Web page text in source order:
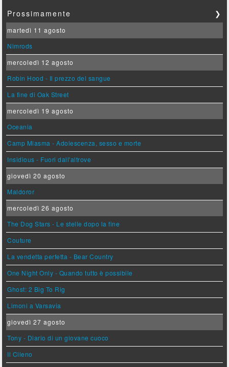
Prossimamente ❯
martedì 11 agosto
Nimrods
mercoledì 12 agosto
Robin Hood - Il prezzo del sangue
La fine di Oak Street
mercoledì 19 agosto
Oceania
Camp Miasma - Adolescenza, sesso e morte
Insidious - Fuori dall'altrove
giovedì 20 agosto
Maldoror
mercoledì 26 agosto
The Dog Stars - Le stelle dopo la fine
Couture
La vendetta perfetta - Bear Country
One Night Only - Quando tutto è possibile
Ghost: 2 Big To Rig
Limoni a Varsavia
giovedì 27 agosto
Tony - Diario di un giovane cuoco
Il Cileno